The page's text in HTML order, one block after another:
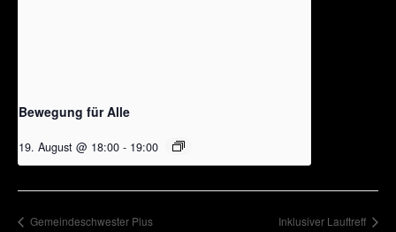
Bewegung für Alle
19. August @ 18:00 - 19:00
Gemeindeschwester Plus Inklusiver Lauftreff